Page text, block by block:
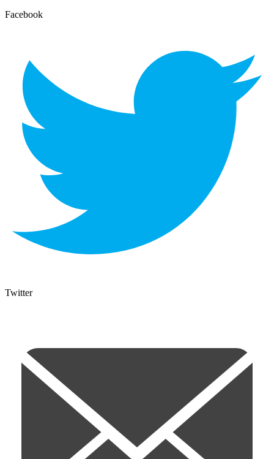
Facebook
Twitter